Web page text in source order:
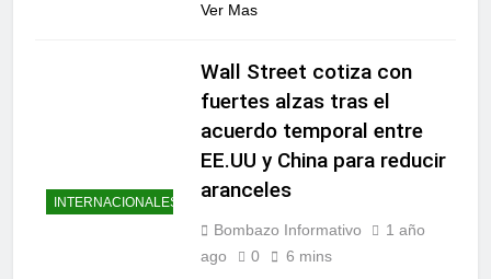
Ver Mas
INTERNACIONALES
Wall Street cotiza con
fuertes alzas tras el
acuerdo temporal entre
EE.UU y China para reducir
aranceles
Bombazo Informativo
1 año
ago
0 6 mins